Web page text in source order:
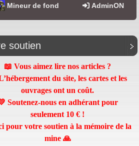
Mineur de fond AdminON
soutien
📖 Vous aimez lire nos articles ?
du site, les cartes et les
ouvrages ont un coût.
Soutenez-nous en adhérant pour
seulement 10 € !
pour votre soutien à la mémoire de la
mine 🙏